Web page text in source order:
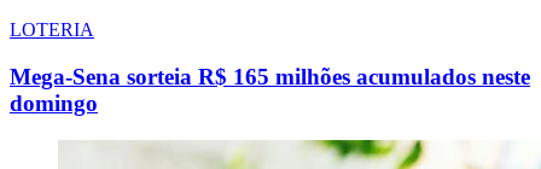
LOTERIA
Mega-Sena sorteia R$ 165 milhões acumulados neste
domingo